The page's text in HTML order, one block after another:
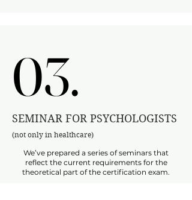
03.
03.
SEMINAR FOR PSYCHOLOGISTS
(not only in healthcare)
We’ve prepared a series of seminars that
reflect the current requirements for the
theoretical part of the certification exam.